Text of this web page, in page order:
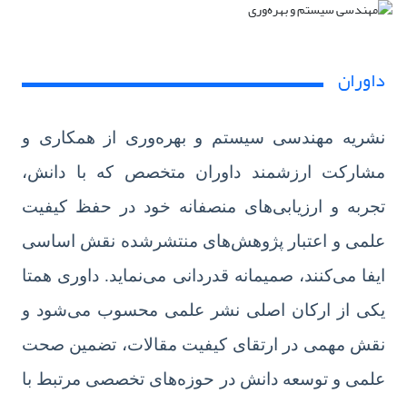
داوران
نشریه مهندسی سیستم و بهره‌وری از همکاری و
مشارکت ارزشمند داوران متخصص که با دانش،
تجربه و ارزیابی‌های منصفانه خود در حفظ کیفیت
علمی و اعتبار پژوهش‌های منتشرشده نقش اساسی
ایفا می‌کنند، صمیمانه قدردانی می‌نماید. داوری همتا
یکی از ارکان اصلی نشر علمی محسوب می‌شود و
نقش مهمی در ارتقای کیفیت مقالات، تضمین صحت
علمی و توسعه دانش در حوزه‌های تخصصی مرتبط با